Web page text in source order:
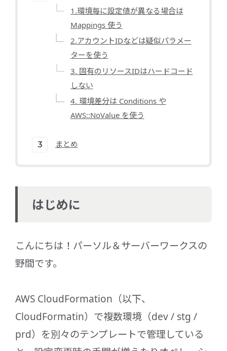
1.環境毎に設定値が異なる場合は
Mappings 使う
2.アカウントIDなどは疑似パラメー
ターを使う
3. 固有のリソースIDはハードコード
しない
4. 環境差分は Conditions や
AWS::NoValue を使う
まとめ
はじめに
こんにちは！パーソル＆サーバーワークスの
野間です。
AWS CloudFormation（以下、
CloudFormatin）で複数環境（dev / stg /
prd）を別々のテンプレートで管理している